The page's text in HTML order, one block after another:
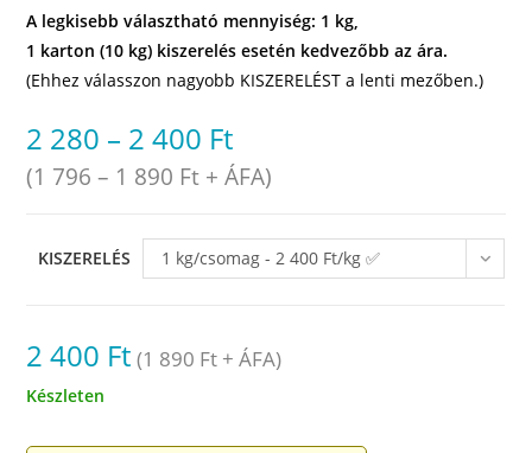
A legkisebb választható mennyiség: 1 kg,
1 karton (10 kg) kiszerelés esetén kedvezőbb az ára.
(Ehhez válasszon nagyobb KISZERELÉST a lenti mezőben.)
2 280 – 2 400 Ft
(1 796– 1 890 Ft + ÁFA)
KISZERELÉS
1 kg/csomag - 2 400 Ft/kg ✅
2 400 Ft (1 890 Ft + ÁFA)
Készleten